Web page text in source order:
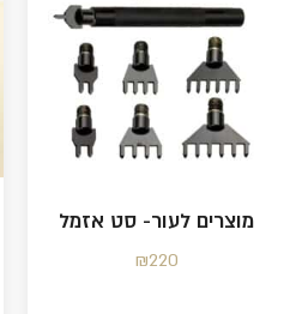
מוצרים לעור- סט אזמל
₪220